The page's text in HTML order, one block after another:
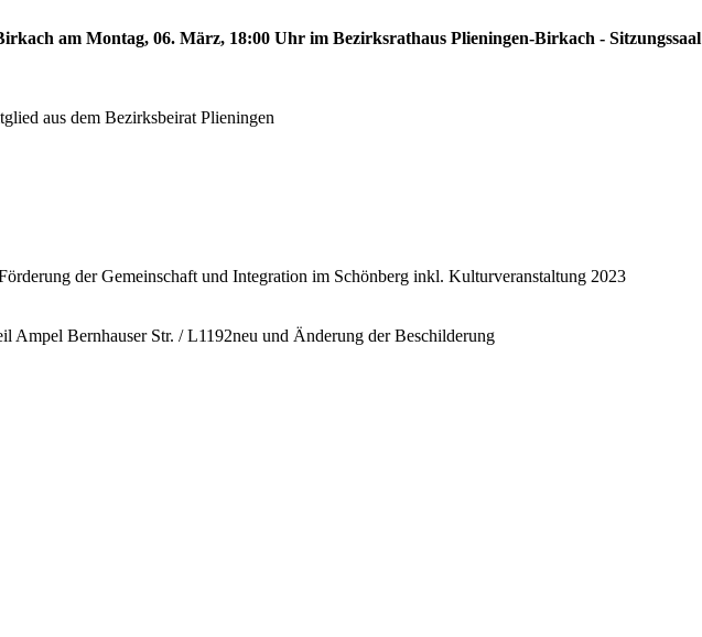
am Montag, 06. März, 18:00 Uhr im Bezirksrathaus Plieningen-Birkach - Sitzungssaal
aus dem Bezirksbeirat Plieningen
der Gemeinschaft und Integration im Schönberg inkl. Kulturveranstaltung 2023
Ampel Bernhauser Str. / L1192neu und Änderung der Beschilderung